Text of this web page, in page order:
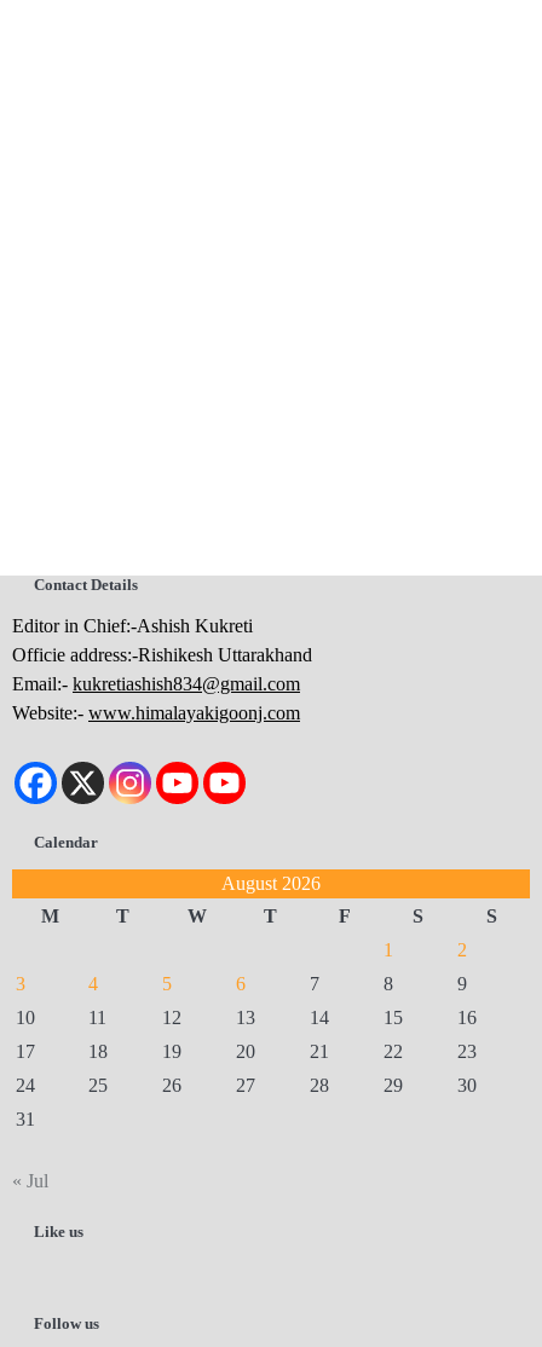
Contact Details
Editor in Chief:-Ashish Kukreti
Officie address:-Rishikesh Uttarakhand
Email:- kukretiashish834@gmail.com
Website:- www.himalayakigoonj.com
Calendar
August 2026
M
T W T F S
S
1
2
3
4 5 6 7 8
9
10
11 12 13 14 15
16
17
18 19 20 21 22
23
24
25 26 27 28 29
30
31
« Jul
Like us
Follow us